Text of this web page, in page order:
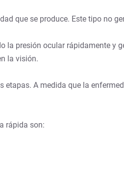
que se produce. Este tipo no
la presión ocular rápidamente y
la visión.
A medida que la
rápida son: